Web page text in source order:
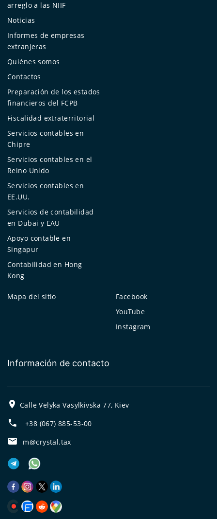
arreglo a las NIIF
Noticias
Informes de empresas
extranjeras
Quiénes somos
Contactos
Preparación de los estados
financieros del FCPB
Fiscalidad extraterritorial
Servicios contables en
Chipre
Servicios contables en el
Reino Unido
Servicios contables en
EE.UU.
Servicios de contabilidad
en Dubai y EAU
Apoyo contable en
Singapur
Contabilidad en Hong
Kong
Mapa del sitio
Facebook
YouTube
Instagram
Información de contacto
Calle Velyka Vasylkivska 77, Kiev
+38 (067) 885-53-00
m@crystal.tax